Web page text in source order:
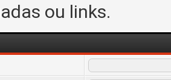
ou links.